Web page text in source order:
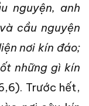
nguyện, anh
cầu nguyện
nơi kín đáo;
những gì kín
Trước hết,